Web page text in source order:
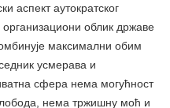
аспект аутократског
облик државе
максимални обим
усмерава и
сфера нема могућност
нема тржишну моћ и